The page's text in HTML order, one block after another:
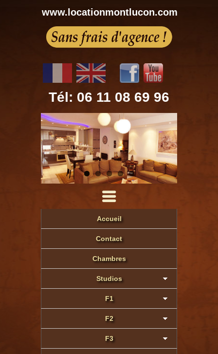
www.locationmontlucon.com
Tél: 06 11 08 69 96
Accueil
Contact
Chambres
Studios
F1
F2
F3